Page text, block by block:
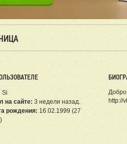
Si
на сайте: 3 недели назад.
рождения: 16.02.1999 (27
Добро
http://